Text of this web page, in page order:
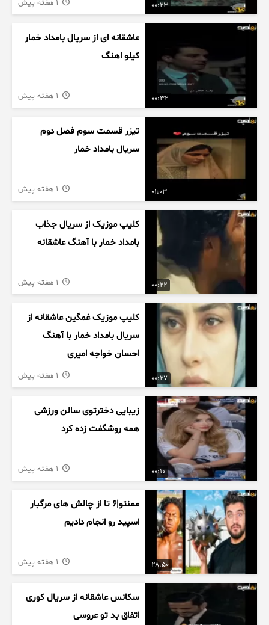
00:23
00:32
عاشقانه ای از سریال بامداد خمار
کیلو اهنگ
01:03
تیزر قسمت سوم فصل دوم
سریال بامداد خمار
00:22
کلیپ موزیک از سریال جذاب
بامداد خمار با آهنگ عاشقانه
00:27
کلیپ موزیک غمگین عاشقانه از
سریال بامداد خمار با آهنگ
احسان خواجه امیری
00:10
زیبایی دخترتوی سالن ورزشی
همه روشگفت زده کرد
28:50
ممنتو|۶ تا از چالش های مرگبار
اسپید رو انجام دادیم
سکانس عاشقانه از سریال کوری
اتفاق بد تو عروسی